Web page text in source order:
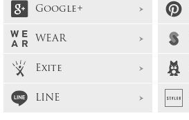
Google+
WEAR
Exite
LINE